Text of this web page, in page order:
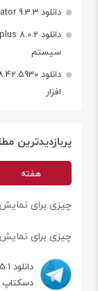
دانلود memu android emulator 9.3.3 شبیه ساز اندروید در ویندوز
سیستم
افزار
پربازدیدترین
هفته
چیزی برای
چیزی برای
دسکتاپ